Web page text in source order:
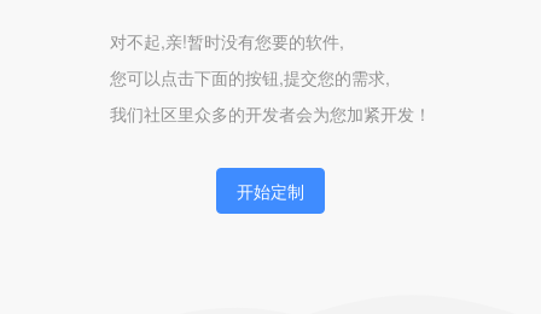
对不起,亲!暂时没有您要的软件,
您可以点击下面的按钮,提交您的需求,
我们社区里众多的开发者会为您加紧开发！
开始定制